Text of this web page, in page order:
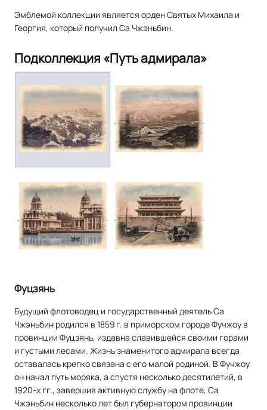
Эмблемой коллекции является орден Святых Михаила и
Георгия, который получил Са Чжэньбин.
Подколлекция «Путь адмирала»
Фуцзянь
Будущий флотоводец и государственный деятель Са
Чжэньбин родился в 1859 г. в приморском городе Фучжоу в
провинции Фуцзянь, издавна славившейся своими горами
и густыми лесами. Жизнь знаменитого адмирала всегда
оставалась крепко связана с его малой родиной. В Фучжоу
он начал путь моряка, а спустя несколько десятилетий, в
1920-х гг., завершив активную службу на флоте, Са
Чжэньбин несколько лет был губернатором провинции